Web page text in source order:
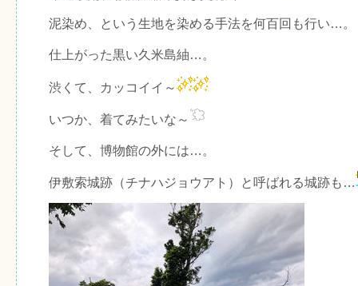
泥染め、という生地を染める手法を何百回も行い…。
仕上がった黒い久米島紬…。
渋くて、カッコイイ～
いつか、着てみたいな～
そして、博物館の外には…。
伊敷索城跡（チナハジョウアト）と呼ばれる城跡も…